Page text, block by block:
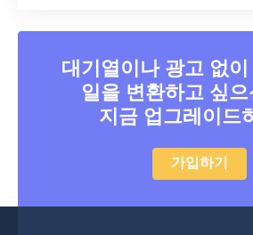
대기열이나 광고 없
일을 변환하고 싶
지금 업그레이드
가입하기